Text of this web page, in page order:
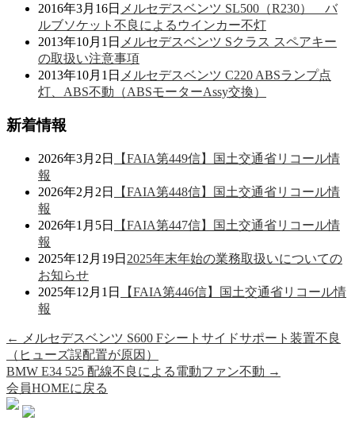
2016年3月16日 メルセデスベンツ SL500（R230） バ
ルブソケット不良によるウインカー不灯
2013年10月1日 メルセデスベンツ Sクラス スペアキー
の取扱い注意事項
2013年10月1日 メルセデスベンツ C220 ABSランプ点
灯、ABS不動（ABSモーターAssy交換）
新着情報
2026年3月2日
【FAIA第449信】国土交通省リコール情
報
2026年2月2日
【FAIA第448信】国土交通省リコール情
報
2026年1月5日
【FAIA第447信】国土交通省リコール情
報
2025年12月19日 2025年末年始の業務取扱いについての
お知らせ
2025年12月1日
【FAIA第446信】国土交通省リコール情
報
←
メルセデスベンツ S600 Fシートサイドサポート装置不良
（ヒューズ誤配置が原因）
BMW E34 525 配線不良による電動ファン不動 →
会員HOMEに戻る